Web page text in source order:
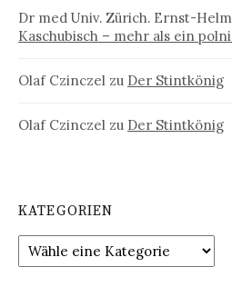
Dr med Univ. Zürich. Ernst-
Kaschubisch – mehr als ein
Olaf Czinczel zu Der Stintkönig
Olaf Czinczel zu Der Stintkönig
KATEGORIEN